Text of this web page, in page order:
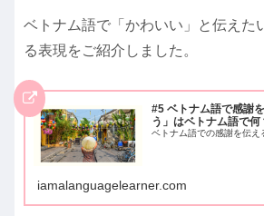
ベトナム語で「かわいい」と伝えた
る表現をご紹介しました。
#5 ベトナム語で感謝
う」はベトナム語で何
ベトナム語での感謝を伝え
iamalanguagelearner.com